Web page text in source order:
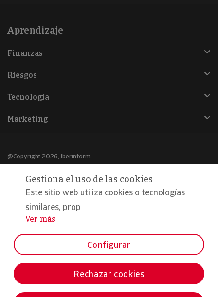
Aprendizaje
Finanzas
Riesgos
Tecnología
Marketing
@Copyright 2026, Iberinform
Aviso legal
Política de cookies
Declaración de privacidad
Formamos parte de:
Gestiona el uso de las cookies
Este sitio web utiliza cookies o tecnologías
similares, prop
...
Ver más
Configurar
Rechazar cookies